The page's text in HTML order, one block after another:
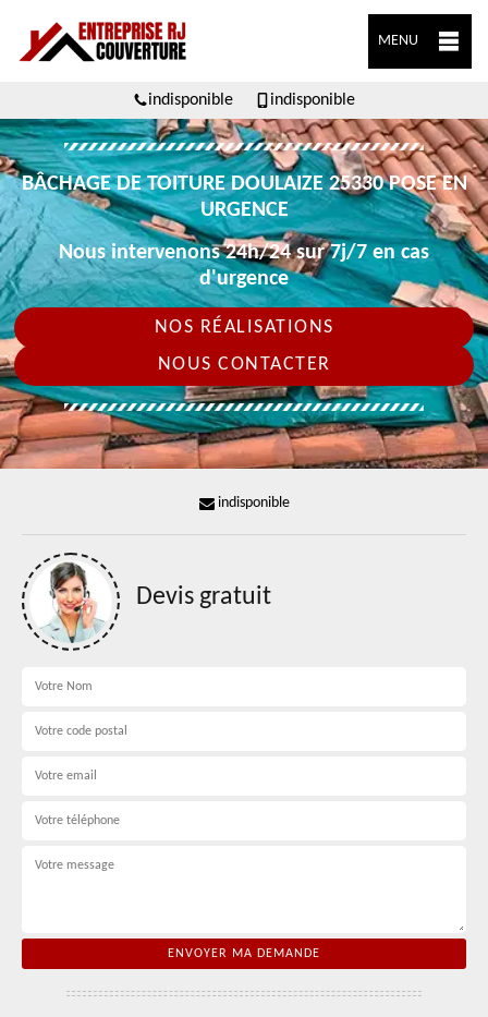
MENU
indisponible indisponible
BÂCHAGE DE TOITURE DOULAIZE 25330 POSE EN
URGENCE
Nous intervenons 24h/24 sur 7j/7 en cas
d'urgence
NOS RÉALISATIONS
NOUS CONTACTER
indisponible
Devis gratuit